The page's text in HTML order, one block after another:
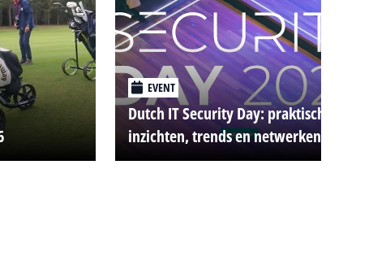
EVENT
Dutch IT Security Day: praktische
inzichten, trends en netwerken